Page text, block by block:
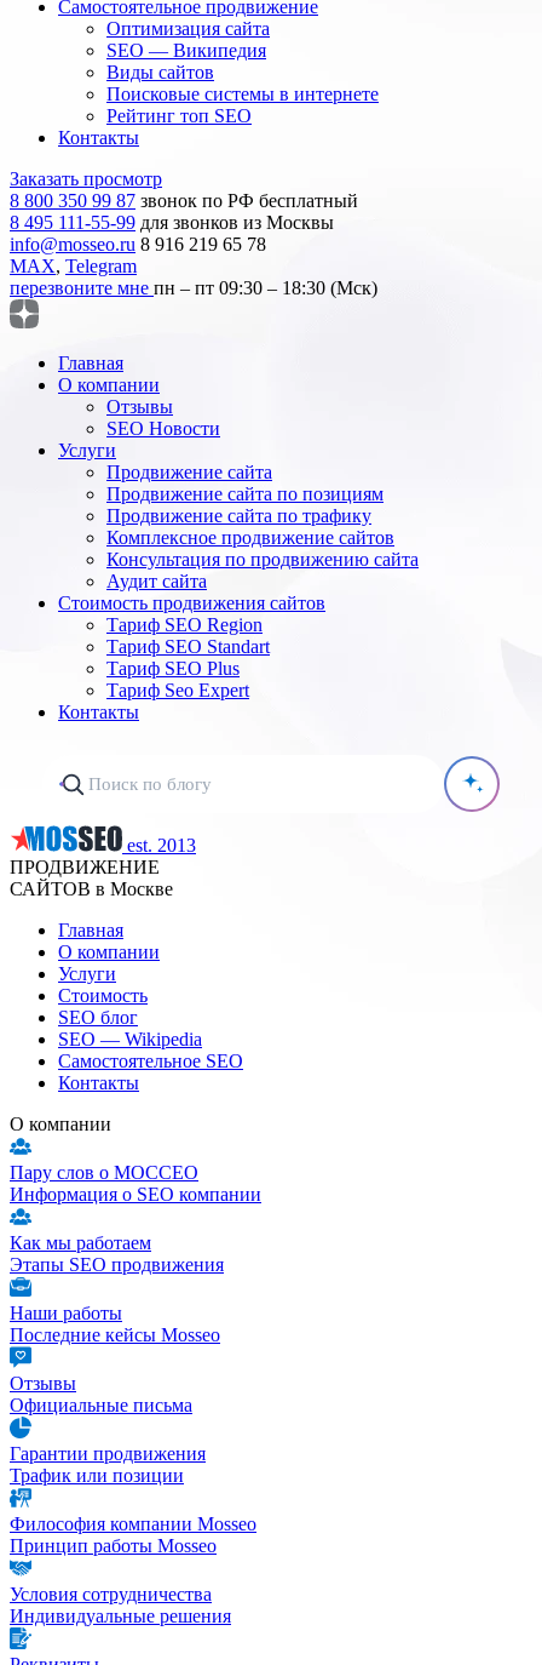
Самостоятельное продвижение
Оптимизация сайта
SEO — Википедия
Виды сайтов
Поисковые системы в интернете
Рейтинг топ SEO
Контакты
Заказать просмотр
8 800 350 99 87 звонок по РФ бесплатный
8 495 111-55-99 для звонков из Москвы
info@mosseo.ru 8 916 219 65 78
MAX, Telegram
перезвоните мне пн – пт 09:30 – 18:30 (Мск)
Главная
О компании
Отзывы
SEO Новости
Услуги
Продвижение сайта
Продвижение сайта по позициям
Продвижение сайта по трафику
Комплексное продвижение сайтов
Консультация по продвижению сайта
Аудит сайта
Стоимость продвижения сайтов
Тариф SEO Region
Тариф SEO Standart
Тариф SEO Plus
Тариф Seo Expert
Контакты
est. 2013
ПРОДВИЖЕНИЕ
САЙТОВ в Москве
Главная
О компании
Услуги
Стоимость
SEO блог
SEO — Wikipedia
Самостоятельное SEO
Контакты
О компании
Пару слов о МОССЕО
Информация о SEO компании
Как мы работаем
Этапы SEO продвижения
Наши работы
Последние кейсы Mosseo
Отзывы
Официальные письма
Гарантии продвижения
Трафик или позиции
Философия компании Mosseo
Принцип работы Mosseo
Условия сотрудничества
Индивидуальные решения